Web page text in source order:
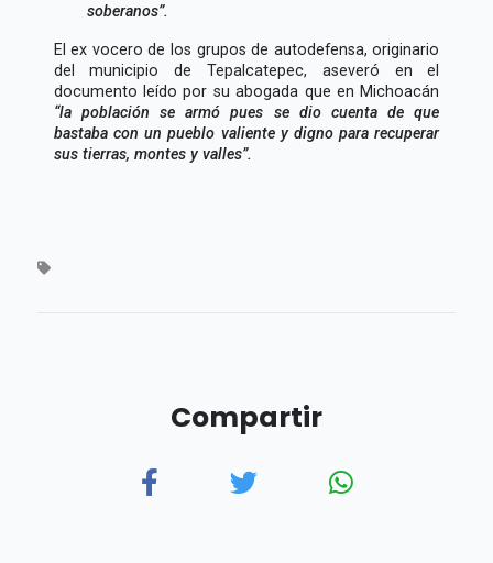
soberanos .
El ex vocero de los grupos de autodefensa, originario
del municipio de Tepalcatepec, aseveró en el
documento leído por su abogada que en Michoacán
la población se armó pues se dio cuenta de que
bastaba con un pueblo valiente y digno para recuperar
sus tierras, montes y valles .
Compartir